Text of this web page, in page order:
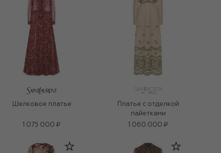
Шелковое платье
1 075 000 ₽
Платье с отделкой
пайетками
1 060 000 ₽